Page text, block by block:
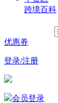
跨境百科
优惠券
登录/注册
会员登录